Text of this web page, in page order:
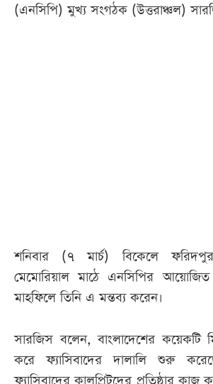
ছবি
(এনসিপি) মুখ্য সংগঠক (উত্তরাঞ্চল)
শনিবার (৭ মার্চ) বিকেলে
মেমোরিয়াল মাঠে এনসিপির
মাহফিলে তিনি এ মন্তব্য করেন।
সারজিস বলেন, বাংলাদেশের কয়েকটি
করে ফ্যাসিবাদের দালালি শুরু